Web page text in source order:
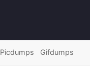
Picdumps Gifdumps